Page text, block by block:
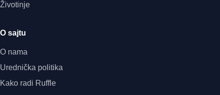
Životinje
O sajtu
O nama
Urednička politika
Kako radi Ruffle